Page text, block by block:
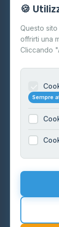
Cos'è il GPL
FAQ
Contatti
Cookie
Mappa del
🍪
Questo
offrirti una
Cliccando
Sempre